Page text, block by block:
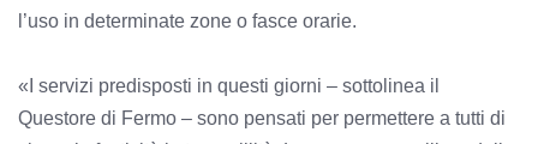
l’uso in determinate zone o fasce orarie.
«I servizi predisposti in questi giorni – sottolinea il
Questore di Fermo – sono pensati per permettere a tutti di